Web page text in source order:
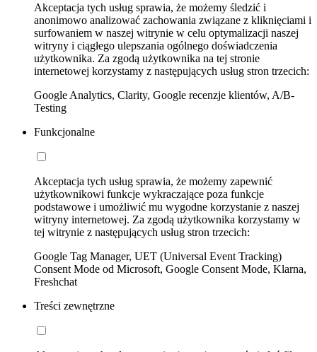
Akceptacja tych usług sprawia, że możemy śledzić i
anonimowo analizować zachowania związane z kliknięciami i
surfowaniem w naszej witrynie w celu optymalizacji naszej
witryny i ciągłego ulepszania ogólnego doświadczenia
użytkownika. Za zgodą użytkownika na tej stronie
internetowej korzystamy z następujących usług stron trzecich:
Google Analytics, Clarity, Google recenzje klientów, A/B-
Testing
Funkcjonalne
Akceptacja tych usług sprawia, że możemy zapewnić
użytkownikowi funkcje wykraczające poza funkcje
podstawowe i umożliwić mu wygodne korzystanie z naszej
witryny internetowej. Za zgodą użytkownika korzystamy w
tej witrynie z następujących usług stron trzecich:
Google Tag Manager, UET (Universal Event Tracking)
Consent Mode od Microsoft, Google Consent Mode, Klarna,
Freshchat
Treści zewnętrzne